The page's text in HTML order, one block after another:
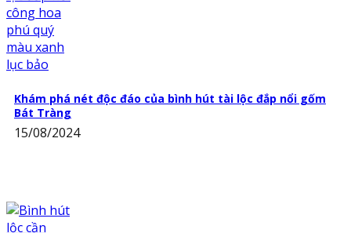
Khám phá nét độc đáo của bình hút tài lộc đắp nổi gốm
Bát Tràng
15/08/2024